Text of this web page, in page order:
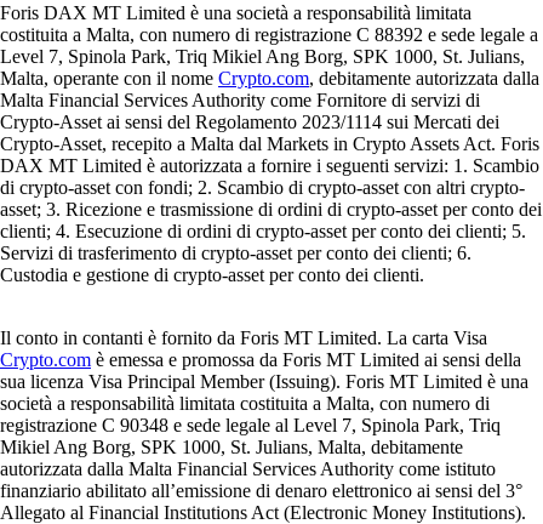
Foris DAX MT Limited è una società a responsabilità limitata
costituita a Malta, con numero di registrazione C 88392 e sede legale a
Level 7, Spinola Park, Triq Mikiel Ang Borg, SPK 1000, St. Julians,
Malta, operante con il nome Crypto.com, debitamente autorizzata dalla
Malta Financial Services Authority come Fornitore di servizi di
Crypto-Asset ai sensi del Regolamento 2023/1114 sui Mercati dei
Crypto-Asset, recepito a Malta dal Markets in Crypto Assets Act. Foris
DAX MT Limited è autorizzata a fornire i seguenti servizi: 1. Scambio
di crypto-asset con fondi; 2. Scambio di crypto-asset con altri crypto-
asset; 3. Ricezione e trasmissione di ordini di crypto-asset per conto dei
clienti; 4. Esecuzione di ordini di crypto-asset per conto dei clienti; 5.
Servizi di trasferimento di crypto-asset per conto dei clienti; 6.
Custodia e gestione di crypto-asset per conto dei clienti.
Il conto in contanti è fornito da Foris MT Limited. La carta Visa
Crypto.com è emessa e promossa da Foris MT Limited ai sensi della
sua licenza Visa Principal Member (Issuing). Foris MT Limited è una
società a responsabilità limitata costituita a Malta, con numero di
registrazione C 90348 e sede legale al Level 7, Spinola Park, Triq
Mikiel Ang Borg, SPK 1000, St. Julians, Malta, debitamente
autorizzata dalla Malta Financial Services Authority come istituto
finanziario abilitato all’emissione di denaro elettronico ai sensi del 3°
Allegato al Financial Institutions Act (Electronic Money Institutions).